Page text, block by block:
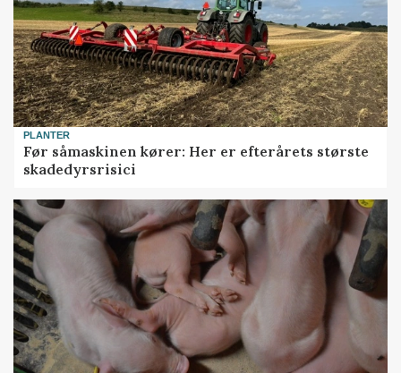
PLANTER
Før såmaskinen kører: Her er efterårets største
skadedyrsrisici